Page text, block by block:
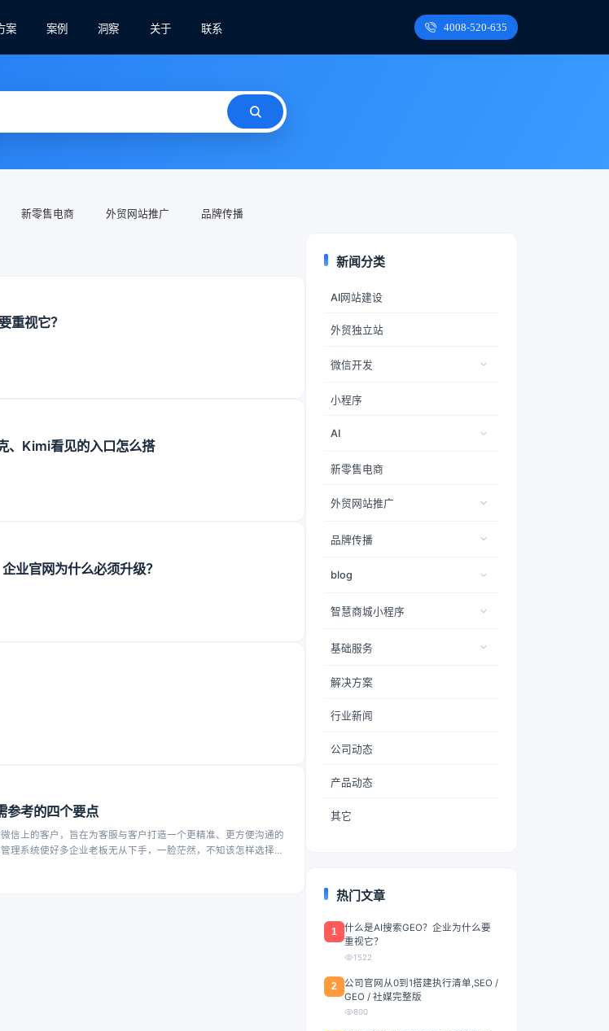
案 案例 洞察 关于 联系 4008-520-635
新零售电商 外贸网站推广 品牌传播
重视它？
、Kimi看见的入口怎么搭
业官网为什么必须升级？
参考的四个要点
信上的客户，旨在为客服与客户打造一个更精准、更方便沟通的
理系统使好多企业老板无从下手，一脸茫然，不知该怎样选择，
新闻分类
AI网站建设
外贸独立站
微信开发
小程序
AI
新零售电商
外贸网站推广
品牌传播
blog
智慧商城小程序
基础服务
解决方案
行业新闻
公司动态
产品动态
其它
热门文章
1
什么是AI搜索GEO？企业为什么要
重视它？
1522
2
公司官网从0到1搭建执行清单,SEO /
GEO / 社媒完整版
800